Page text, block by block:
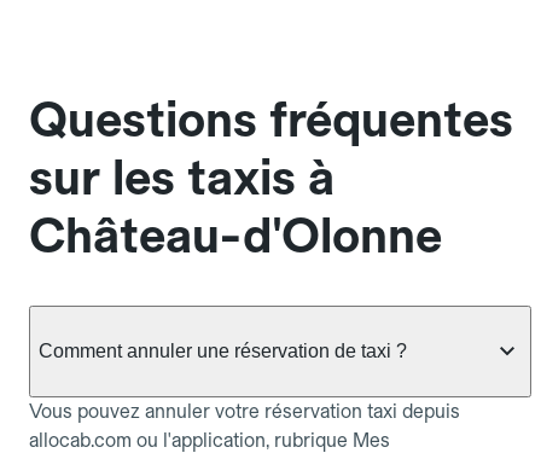
Questions fréquentes
sur les taxis à
Château-d'Olonne
Comment annuler une réservation de taxi ?
Vous pouvez annuler votre réservation taxi depuis
allocab.com ou l'application, rubrique Mes